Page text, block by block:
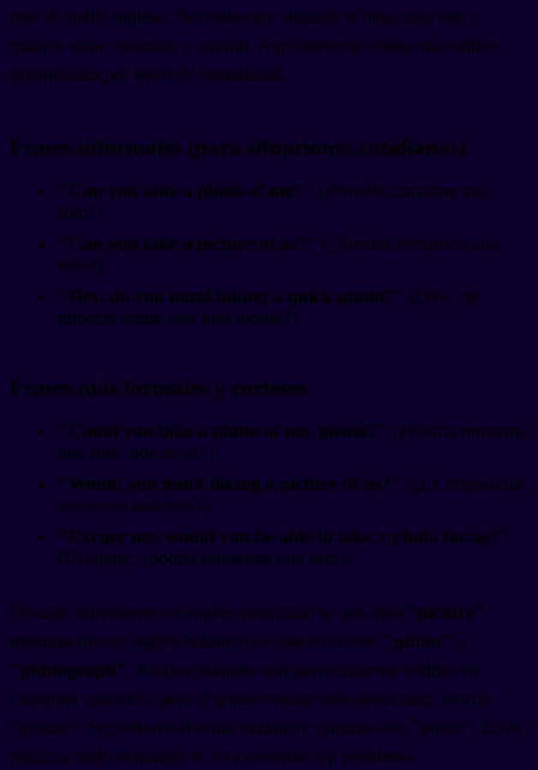
país de habla inglesa. Necesitas que alguien te haga una foto y
quieres sonar educado y natural. Aquí tienes las frases más útiles
organizadas por nivel de formalidad.
Frases informales (para situaciones cotidianas)
"Can you take a photo of me?" (¿Puedes tomarme una
foto?)
"Can you take a picture of us?" (¿Puedes tomarnos una
foto?)
"Hey, do you mind taking a quick photo?" (Oye, ¿te
importa tomar una foto rápida?)
Frases más formales y corteses
"Could you take a photo of me, please?" (¿Podría tomarme
una foto, por favor?)
"Would you mind taking a picture of us?" (¿Le importaría
tomarnos una foto?)
"Excuse me, would you be able to take a photo for us?"
(Disculpe, ¿podría tomarnos una foto?)
Un dato interesante: en inglés americano se usa más "picture"
mientras que en inglés británico es más frecuente "photo" o
"photograph". Ambas palabras son perfectamente válidas en
cualquier contexto, pero si quieres sonar más americano, ve con
"picture". Si prefieres el estilo británico, quédate con "photo". En la
práctica, todo el mundo te va a entender sin problema.